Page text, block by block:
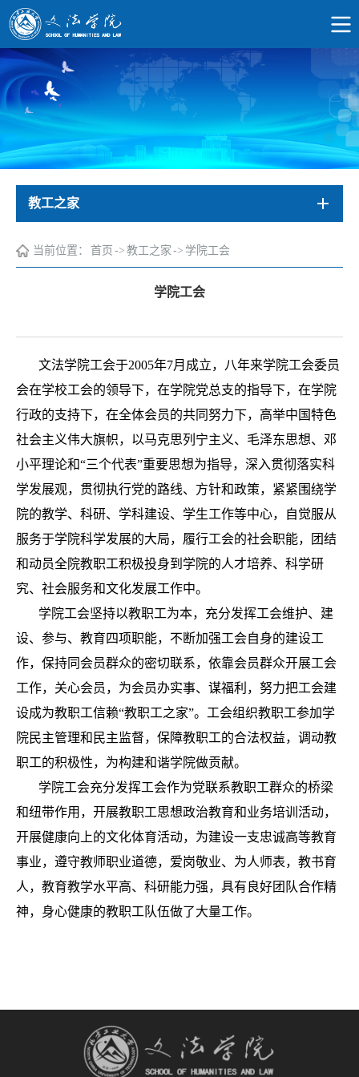
教工之家
当前位置： 首页 -> 教工之家 -> 学院工会
学院工会
文法学院工会于2005年7月成立，八年来学院工会委员
会在学校工会的领导下，在学院党总支的指导下，在学院
行政的支持下，在全体会员的共同努力下，高举中国特色
社会主义伟大旗帜，以马克思列宁主义、毛泽东思想、邓
小平理论和“三个代表”重要思想为指导，深入贯彻落实科
学发展观，贯彻执行党的路线、方针和政策，紧紧围绕学
院的教学、科研、学科建设、学生工作等中心，自觉服从
服务于学院科学发展的大局，履行工会的社会职能，团结
和动员全院教职工积极投身到学院的人才培养、科学研
究、社会服务和文化发展工作中。
学院工会坚持以教职工为本，充分发挥工会维护、建
设、参与、教育四项职能，不断加强工会自身的建设工
作，保持同会员群众的密切联系，依靠会员群众开展工会
工作，关心会员，为会员办实事、谋福利，努力把工会建
设成为教职工信赖“教职工之家”。工会组织教职工参加学
院民主管理和民主监督，保障教职工的合法权益，调动教
职工的积极性，为构建和谐学院做贡献。
学院工会充分发挥工会作为党联系教职工群众的桥梁
和纽带作用，开展教职工思想政治教育和业务培训活动，
开展健康向上的文化体育活动，为建设一支忠诚高等教育
事业，遵守教师职业道德，爱岗敬业、为人师表，教书育
人，教育教学水平高、科研能力强，具有良好团队合作精
神，身心健康的教职工队伍做了大量工作。